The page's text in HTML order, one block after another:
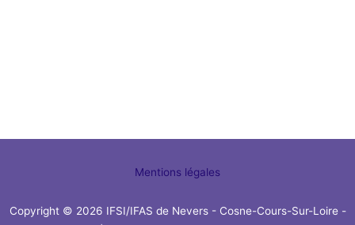
Mentions légales
Copyright © 2026 IFSI/IFAS de Nevers - Cosne-Cours-Sur-Loire -